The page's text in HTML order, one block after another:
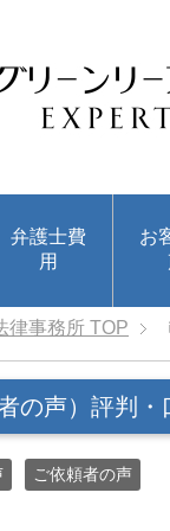
弁護士費
用
お
律事務所 TOP
の声）評判・
ご依頼者の声